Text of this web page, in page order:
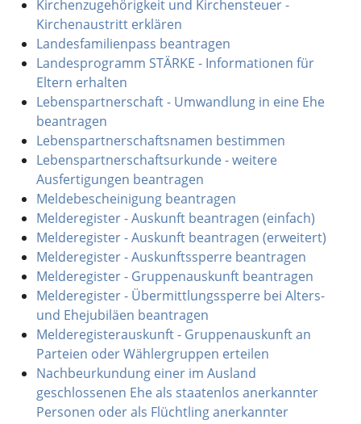
Kirchenzugehörigkeit und Kirchensteuer -
Kirchenaustritt erklären
Landesfamilienpass beantragen
Landesprogramm STÄRKE - Informationen für
Eltern erhalten
Lebenspartnerschaft - Umwandlung in eine Ehe
beantragen
Lebenspartnerschaftsnamen bestimmen
Lebenspartnerschaftsurkunde - weitere
Ausfertigungen beantragen
Meldebescheinigung beantragen
Melderegister - Auskunft beantragen (einfach)
Melderegister - Auskunft beantragen (erweitert)
Melderegister - Auskunftssperre beantragen
Melderegister - Gruppenauskunft beantragen
Melderegister - Übermittlungssperre bei Alters-
und Ehejubiläen beantragen
Melderegisterauskunft - Gruppenauskunft an
Parteien oder Wählergruppen erteilen
Nachbeurkundung einer im Ausland
geschlossenen Ehe als staatenlos anerkannter
Personen oder als Flüchtling anerkannter